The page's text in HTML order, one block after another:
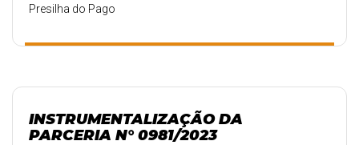
Presilha do Pago
INSTRUMENTALIZAÇÃO DA
PARCERIA N° 0981/2023